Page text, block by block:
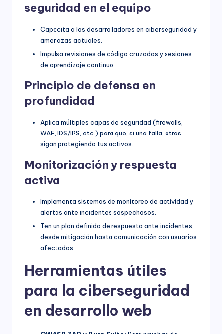
seguridad en el equipo
Capacita a los desarrolladores en ciberseguridad y
amenazas actuales.
Impulsa revisiones de código cruzadas y sesiones
de aprendizaje continuo.
Principio de defensa en
profundidad
Aplica múltiples capas de seguridad (firewalls,
WAF, IDS/IPS, etc.) para que, si una falla, otras
sigan protegiendo tus activos.
Monitorización y respuesta
activa
Implementa sistemas de monitoreo de actividad y
alertas ante incidentes sospechosos.
Ten un plan definido de respuesta ante incidentes,
desde mitigación hasta comunicación con usuarios
afectados.
Herramientas útiles
para la ciberseguridad
en desarrollo web